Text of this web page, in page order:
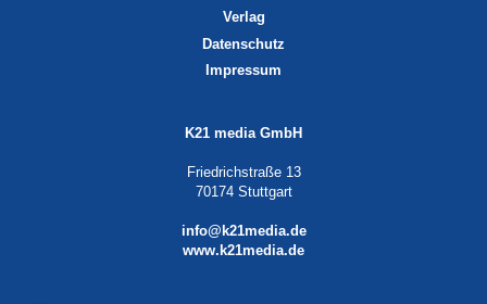
Verlag
Datenschutz
Impressum
K21 media GmbH
Friedrichstraße 13
70174 Stuttgart
info@k21media.de
www.k21media.de